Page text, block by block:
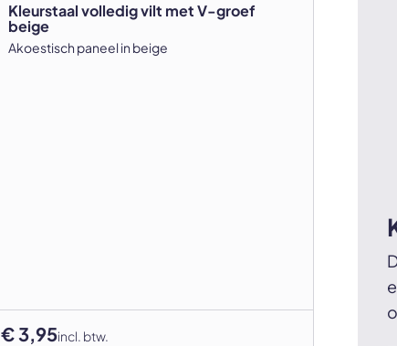
Kleurstaal volledig vilt met V-groef
beige
Akoestisch paneel in beige
€ 3,95incl. btw.